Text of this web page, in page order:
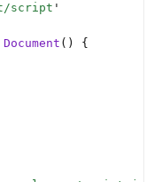
script '
Document () {